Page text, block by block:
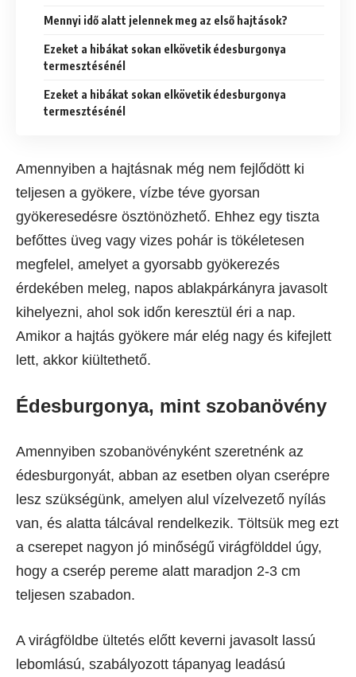
Mennyi idő alatt jelennek meg az első hajtások?
Ezeket a hibákat sokan elkövetik édesburgonya
termesztésénél
Ezeket a hibákat sokan elkövetik édesburgonya
termesztésénél
Amennyiben a hajtásnak még nem fejlődött ki
teljesen a gyökere, vízbe téve gyorsan
gyökeresedésre ösztönözhető. Ehhez egy tiszta
befőttes üveg vagy vizes pohár is tökéletesen
megfelel, amelyet a gyorsabb gyökerezés
érdekében meleg, napos ablakpárkányra javasolt
kihelyezni, ahol sok időn keresztül éri a nap.
Amikor a hajtás gyökere már elég nagy és kifejlett
lett, akkor kiültethető.
Édesburgonya, mint szobanövény
Amennyiben szobanövényként szeretnénk az
édesburgonyát, abban az esetben olyan cserépre
lesz szükségünk, amelyen alul vízelvezető nyílás
van, és alatta tálcával rendelkezik. Töltsük meg ezt
a cserepet nagyon jó minőségű virágfölddel úgy,
hogy a cserép pereme alatt maradjon 2-3 cm
teljesen szabadon.
A virágföldbe ültetés előtt keverni javasolt lassú
lebomlású, szabályozott tápanyag leadású